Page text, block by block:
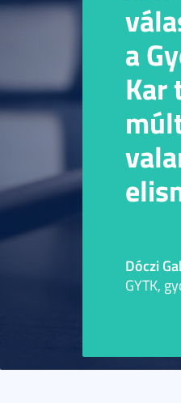
a
Kar
Dóczi
GYTK,